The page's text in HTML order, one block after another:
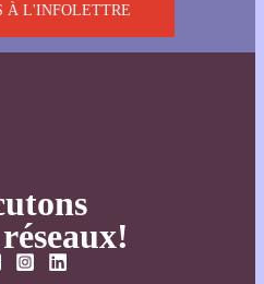
À L'INFOLETTRE